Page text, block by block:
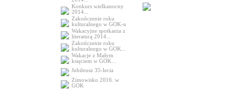
Konkurs wielkanocny
2014...
Zakończenie roku
kulturalnego w GOK-u
Wakacyjne spotkania z
literaturą 2014...
Zakończenie roku
kulturalnego w GOK...
Wakacje z Małym
księciem w GOK...
Jubileusz 35-lecia
Zimowisko 2016. w
GOK